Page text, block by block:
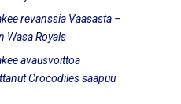
revanssia Vaasasta –
Wasa Royals
avausvoittoa
Crocodiles saapuu